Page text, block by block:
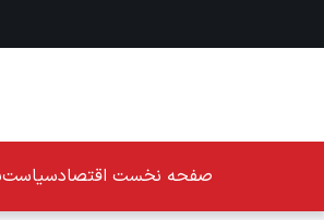
صفحه نخست اقتصادسیاست